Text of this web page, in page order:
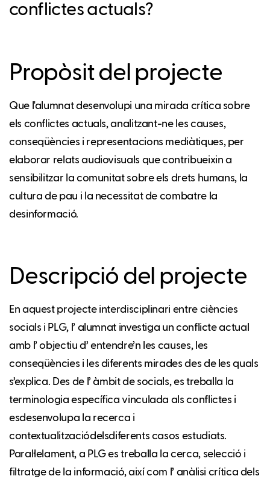
conflictes actuals?
Propòsit del projecte
Que l'alumnat desenvolupi una mirada crítica sobre
els conflictes actuals, analitzant-ne les causes,
conseqüències i representacions mediàtiques, per
elaborar relats audiovisuals que contribueixin a
sensibilitzar la comunitat sobre els drets humans, la
cultura de pau i la necessitat de combatre la
desinformació.
Descripció del projecte
En aquest projecte interdisciplinari entre ciències
socials i PLG, l’ alumnat investiga un conflicte actual
amb l’ objectiu d’ entendre’n les causes, les
conseqüències i les diferents mirades des de les quals
s’explica. Des de l’ àmbit de socials, es treballa la
terminologia específica vinculada als conflictes i
esdesenvolupa la recerca i
contextualitzaciódelsdiferents casos estudiats.
Paral·lelament, a PLG es treballa la cerca, selecció i
filtratge de la informació, així com l’ anàlisi crítica dels